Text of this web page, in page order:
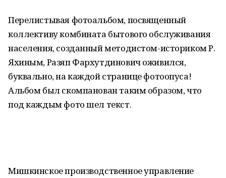
Перелистывая фотоальбом, посвященный
коллективу комбината бытового обслуживания
населения, созданный методистом-историком Р.
Яхиным, Разяп Фархутдинович оживился,
буквально, на каждой странице фотоопуса!
Альбом был скомпанован таким образом, что
под каждым фото шел текст.
Мишкинское производственное управление